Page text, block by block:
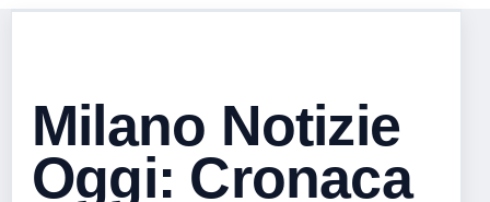
Milano Notizie
Oggi: Cronaca